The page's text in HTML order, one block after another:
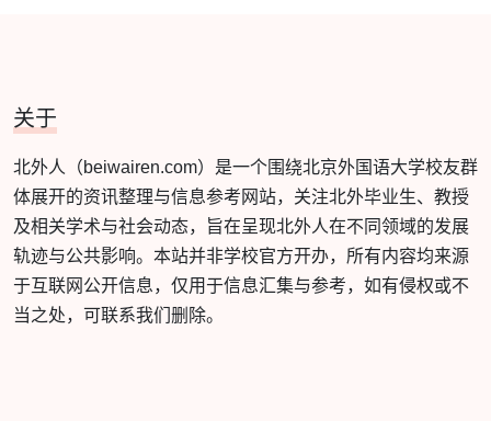
关于
北外人（beiwairen.com）是一个围绕北京外国语大学校友群
体展开的资讯整理与信息参考网站，关注北外毕业生、教授
及相关学术与社会动态，旨在呈现北外人在不同领域的发展
轨迹与公共影响。本站并非学校官方开办，所有内容均来源
于互联网公开信息，仅用于信息汇集与参考，如有侵权或不
当之处，可联系我们删除。